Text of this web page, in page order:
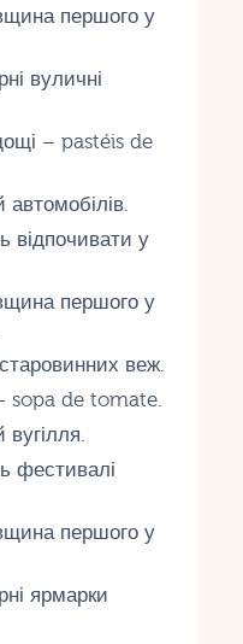
першого у
вуличні
– pastéis de
відпочивати у
першого у
веж.
sopa de tomate.
фестивалі
першого у
ярмарки